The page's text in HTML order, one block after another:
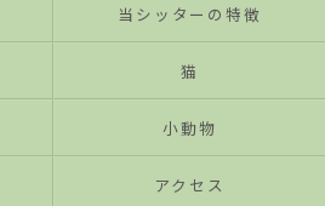
当シッターの特徴
猫
小動物
アクセス